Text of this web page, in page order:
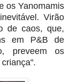
os Yanomamis
Virão
de caos, que,
em P&B de
preveem os